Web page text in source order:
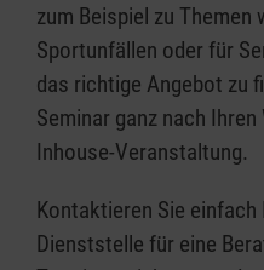
zum Beispiel zu Themen
Sportunfällen oder für
das richtige Angebot zu
Seminar ganz nach
Inhouse-Veranstaltung.
Kontaktieren Sie
Dienststelle für eine